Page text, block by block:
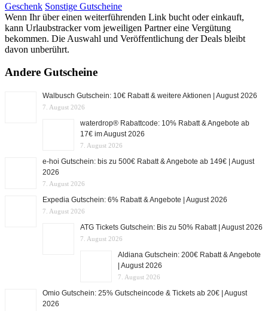
Geschenk Sonstige Gutscheine
Wenn Ihr über einen weiterführenden Link bucht oder einkauft,
kann Urlaubstracker vom jeweiligen Partner eine Vergütung
bekommen. Die Auswahl und Veröffentlichung der Deals bleibt
davon unberührt.
Andere Gutscheine
Walbusch Gutschein: 10€ Rabatt & weitere Aktionen | August 2026
7. August 2026
waterdrop® Rabattcode: 10% Rabatt & Angebote ab
17€ im August 2026
7. August 2026
e-hoi Gutschein: bis zu 500€ Rabatt & Angebote ab 149€ | August
2026
7. August 2026
Expedia Gutschein: 6% Rabatt & Angebote | August 2026
7. August 2026
ATG Tickets Gutschein: Bis zu 50% Rabatt | August 2026
7. August 2026
Aldiana Gutschein: 200€ Rabatt & Angebote
| August 2026
7. August 2026
Omio Gutschein: 25% Gutscheincode & Tickets ab 20€ | August
2026